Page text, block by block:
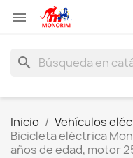

search
Inicio Vehículos
Bicicleta eléctrica
años de edad, motor